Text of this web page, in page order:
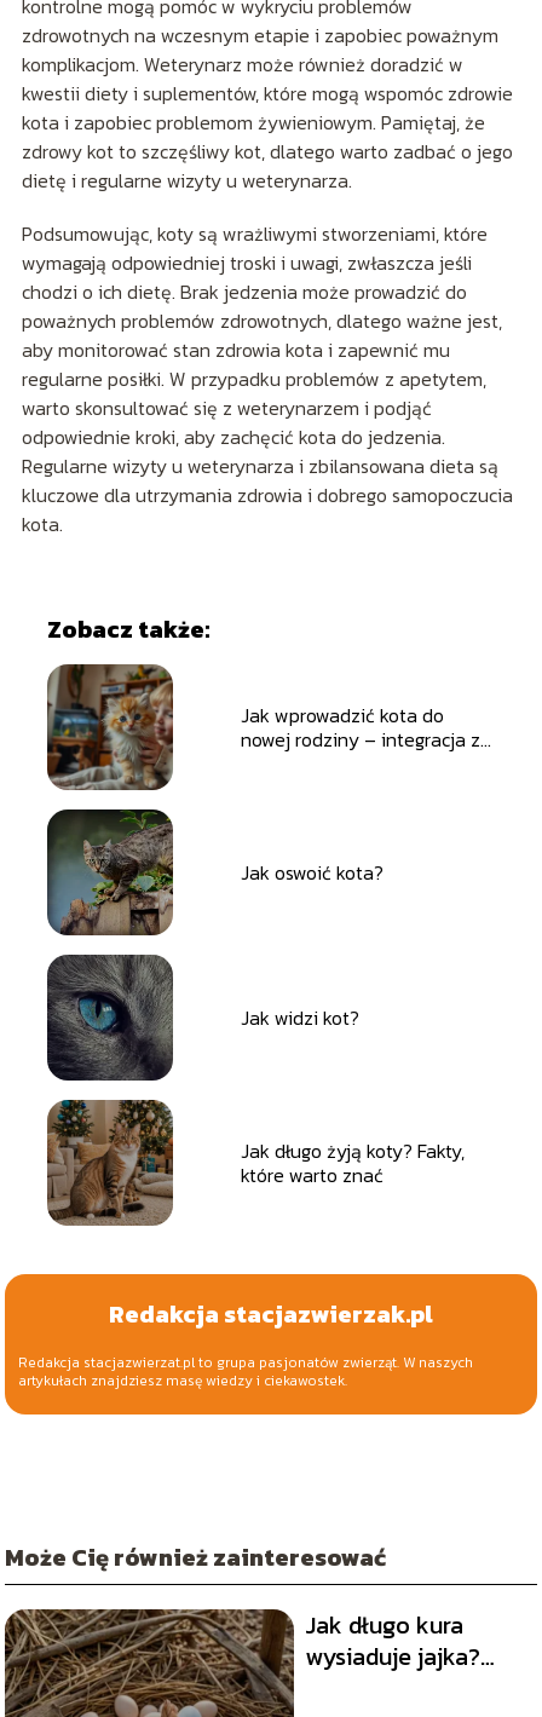
kontrolne mogą pomóc w wykryciu problemów
zdrowotnych na wczesnym etapie i zapobiec poważnym
komplikacjom. Weterynarz może również doradzić w
kwestii diety i suplementów, które mogą wspomóc zdrowie
kota i zapobiec problemom żywieniowym. Pamiętaj, że
zdrowy kot to szczęśliwy kot, dlatego warto zadbać o jego
dietę i regularne wizyty u weterynarza.
Podsumowując, koty są wrażliwymi stworzeniami, które
wymagają odpowiedniej troski i uwagi, zwłaszcza jeśli
chodzi o ich dietę. Brak jedzenia może prowadzić do
poważnych problemów zdrowotnych, dlatego ważne jest,
aby monitorować stan zdrowia kota i zapewnić mu
regularne posiłki. W przypadku problemów z apetytem,
warto skonsultować się z weterynarzem i podjąć
odpowiednie kroki, aby zachęcić kota do jedzenia.
Regularne wizyty u weterynarza i zbilansowana dieta są
kluczowe dla utrzymania zdrowia i dobrego samopoczucia
kota.
Zobacz także:
Jak wprowadzić kota do
nowej rodziny – integracja z
Jak oswoić kota?
Jak widzi kot?
Jak długo żyją koty? Fakty,
które warto znać
Redakcja stacjazwierzak.pl
Redakcja stacjazwierzat.pl to grupa pasjonatów zwierząt. W naszych
artykułach znajdziesz masę wiedzy i ciekawostek.
Może Cię również zainteresować
Jak długo kura
wysiaduje jajka?